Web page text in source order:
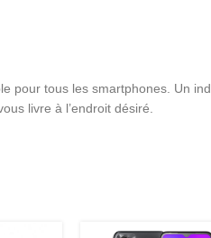
pour tous les smartphones. Un
livre à l’endroit désiré.